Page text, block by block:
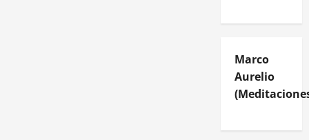
Marco
Aurelio